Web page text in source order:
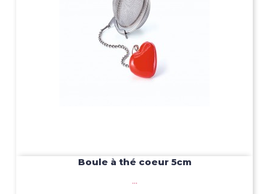
Boule à thé coeur 5cm
...